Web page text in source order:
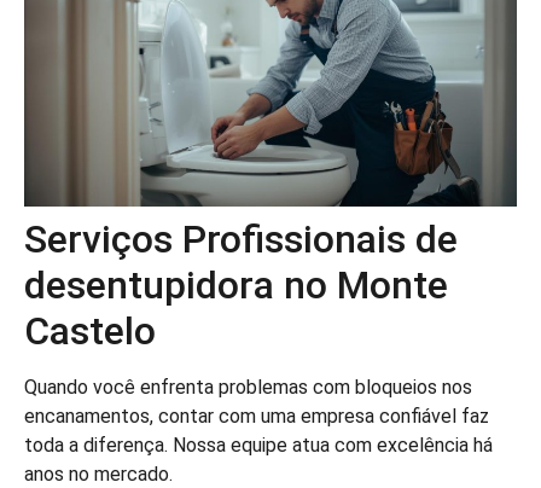
Serviços Profissionais de
desentupidora no Monte
Castelo
Quando você enfrenta problemas com bloqueios nos
encanamentos, contar com uma empresa confiável faz
toda a diferença. Nossa equipe atua com excelência há
anos no mercado.